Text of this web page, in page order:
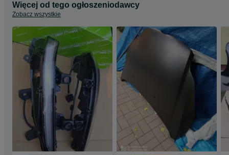
Więcej od tego ogłoszeniodawcy
Zobacz wszystkie